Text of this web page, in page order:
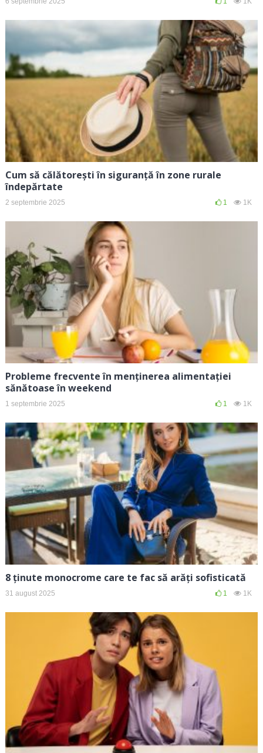
Cum să călătorești în siguranță în zone rurale
îndepărtate
2 septembrie 2025 1 1K
Probleme frecvente în menținerea alimentației
sănătoase în weekend
1 septembrie 2025 1 1K
8 ținute monocrome care te fac să arăți sofisticată
31 august 2025 1 1K